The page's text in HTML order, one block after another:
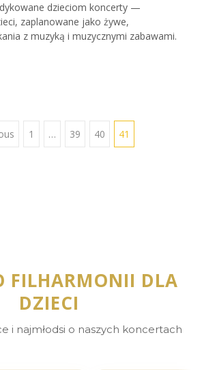
dzieciom koncerty —
zaplanowane jako żywe,
z muzyką i muzycznymi zabawami.
Centrum Kultury możemy
1 … 39 40 41
FILHARMONII DLA
DZIECI
i najmłodsi o naszych koncertach